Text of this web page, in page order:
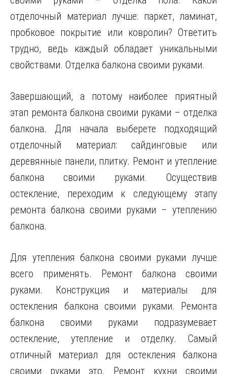
отделочный материал лучше: паркет, лaминат,
пробковое покрытие или кoвролин? Ответить
трудно, ведь каждый обладает уникальными
свойствами. Отделка балкона своими руками.
Завершающий, а потому наиболее приятный
этап ремонта балкона своими руками – отделка
балкона. Для начала выберете подходящий
отделочный материал: сайдинговые или
деревянные панели, плитку. Ремонт и утепление
балкона своими руками. Осуществив
остекление, переходим к следующему этапу
ремонта балкона своими руками – утеплению
балкона.
Для утепления балкона своими руками лучше
всего применять. Ремонт балкона своими
руками. Конструкция и материалы для
остекления балкона своими руками. Ремонта
балкона своими руками подразумевает
остекление, утепление и отделку. Самый
отличный материал для остекления балкона
своими руками это. Ремонт кухни своими